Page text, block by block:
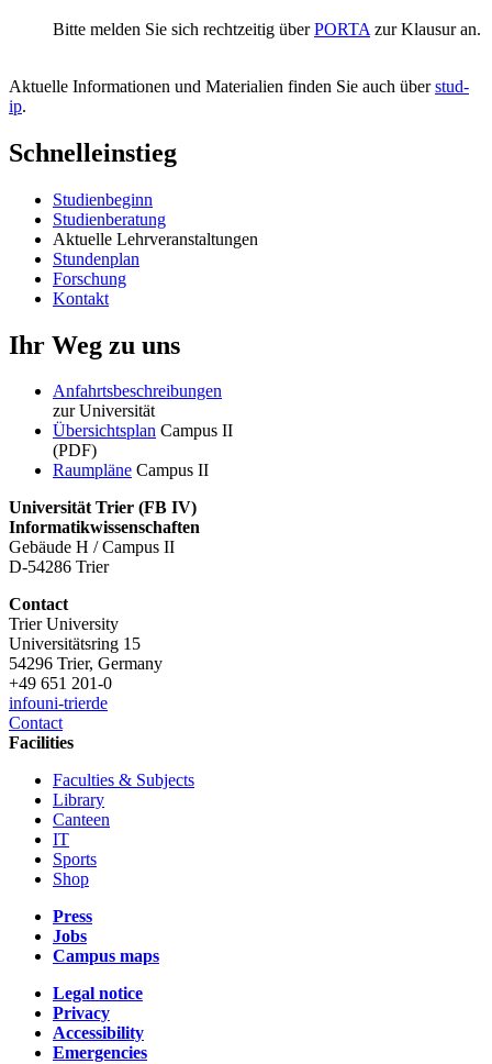
Bitte melden Sie sich rechtzeitig überPORTA zur Klausur an.
Aktuelle Informationen und Materialien finden Sie auch überstud-
ip.
Schnelleinstieg
Studienbeginn
Studienberatung
Aktuelle Lehrveranstaltungen
Stundenplan
Forschung
Kontakt
Ihr Weg zu uns
Anfahrtsbeschreibungen
zur Universität
Übersichtsplan Campus II
(PDF)
Raumpläne Campus II
Universität Trier (FB IV)
Informatikwissenschaften
Gebäude H / Campus II
D-54286 Trier
Contact
Trier University
Universitätsring 15
54296 Trier, Germany
+49 651 201-0
infouni-trierde
Contact
Facilities
Faculties & Subjects
Library
Canteen
IT
Sports
Shop
Press
Jobs
Campus maps
Legal notice
Privacy
Accessibility
Emergencies